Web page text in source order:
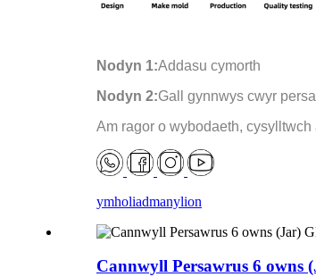
Nodyn 1:Addasu cymorth
Nodyn 2:Gall gynnwys cwyr
Am ragor o wybodaeth, cysylltwch
ymholiadmanylion
Cannwyll Persawrus 6 owns